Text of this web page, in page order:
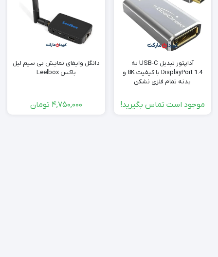
آداپتور تبدیل USB-C به
DisplayPort 1.4 با کیفیت 8K و
بدنه تمام فلزی نشکن
موجود است تماس بگیرید!
دانگل وایفای نمایش بی سیم لیل
باکس Leelbox
4,750,000 تومان